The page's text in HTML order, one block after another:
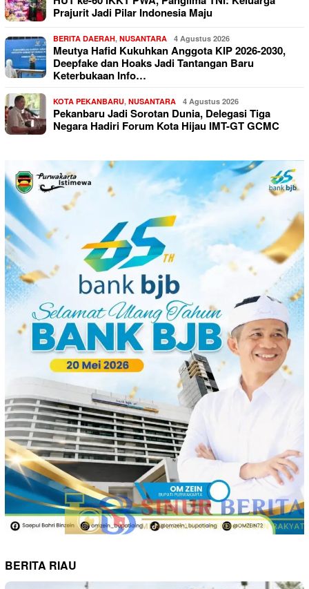
Prajurit Jadi Pilar Indonesia Maju
BERITA DAERAH, NUSANTARA 4 Agustus 2026
Meutya Hafid Kukuhkan Anggota KIP 2026-2030,
Deepfake dan Hoaks Jadi Tantangan Baru
Keterbukaan Info…
KOTA PEKANBARU, NUSANTARA 4 Agustus 2026
Pekanbaru Jadi Sorotan Dunia, Delegasi Tiga
Negara Hadiri Forum Kota Hijau IMT-GT GCMC
BERITA RIAU